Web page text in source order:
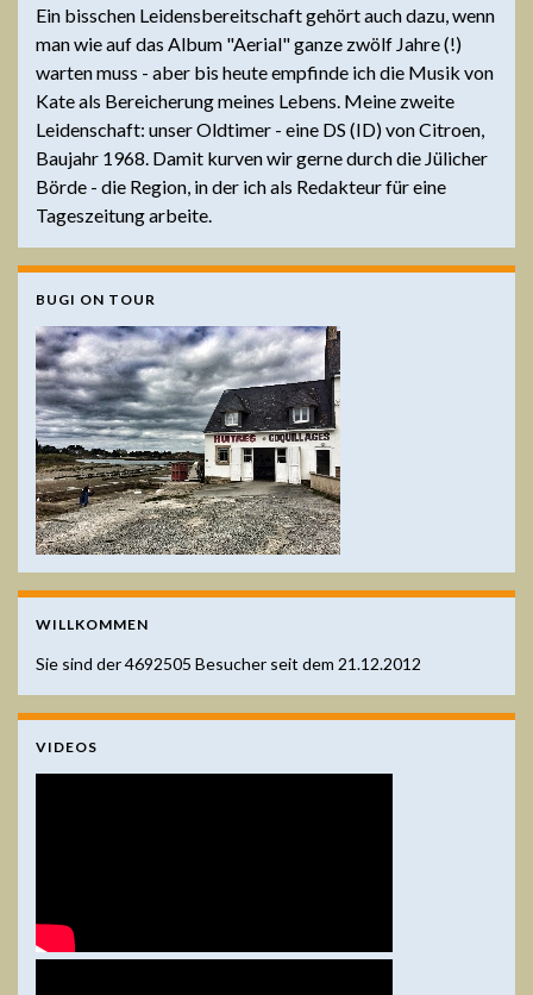
Ein bisschen Leidensbereitschaft gehört auch dazu, wenn
man wie auf das Album "Aerial" ganze zwölf Jahre (!)
warten muss - aber bis heute empfinde ich die Musik von
Kate als Bereicherung meines Lebens. Meine zweite
Leidenschaft: unser Oldtimer - eine DS (ID) von Citroen,
Baujahr 1968. Damit kurven wir gerne durch die Jülicher
Börde - die Region, in der ich als Redakteur für eine
Tageszeitung arbeite.
BUGI ON TOUR
WILLKOMMEN
Sie sind der4692505 Besucher seit dem 21.12.2012
VIDEOS